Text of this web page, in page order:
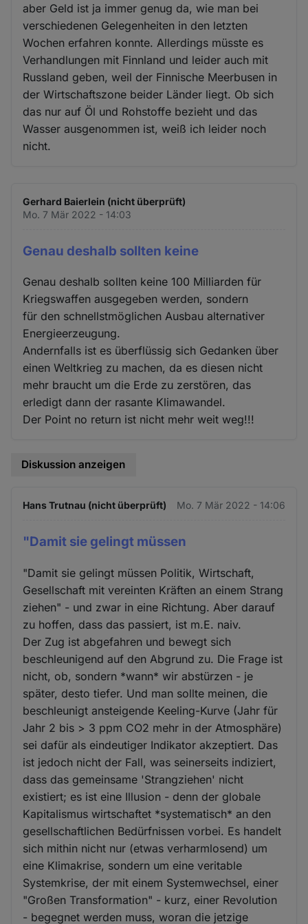
aber Geld ist ja immer genug da, wie man bei
verschiedenen Gelegenheiten in den letzten
Wochen erfahren konnte. Allerdings müsste es
Verhandlungen mit Finnland und leider auch mit
Russland geben, weil der Finnische Meerbusen in
der Wirtschaftszone beider Länder liegt. Ob sich
das nur auf Öl und Rohstoffe bezieht und das
Wasser ausgenommen ist, weiß ich leider noch
nicht.
Gerhard Baierlein (nicht überprüft)
Mo. 7 Mär 2022 - 14:03
Genau deshalb sollten keine
Genau deshalb sollten keine 100 Milliarden für
Kriegswaffen ausgegeben werden, sondern
für den schnellstmöglichen Ausbau alternativer
Energieerzeugung.
Andernfalls ist es überflüssig sich Gedanken über
einen Weltkrieg zu machen, da es diesen nicht
mehr braucht um die Erde zu zerstören, das
erledigt dann der rasante Klimawandel.
Der Point no return ist nicht mehr weit weg!!!
Diskussion anzeigen
Hans Trutnau (nicht überprüft) Mo. 7 Mär 2022 - 14:06
"Damit sie gelingt müssen
"Damit sie gelingt müssen Politik, Wirtschaft,
Gesellschaft mit vereinten Kräften an einem Strang
ziehen" - und zwar in eine Richtung. Aber darauf
zu hoffen, dass das passiert, ist m.E. naiv.
Der Zug ist abgefahren und bewegt sich
beschleunigend auf den Abgrund zu. Die Frage ist
nicht, ob, sondern *wann* wir abstürzen - je
später, desto tiefer. Und man sollte meinen, die
beschleunigt ansteigende Keeling-Kurve (Jahr für
Jahr 2 bis > 3 ppm CO2 mehr in der Atmosphäre)
sei dafür als eindeutiger Indikator akzeptiert. Das
ist jedoch nicht der Fall, was seinerseits indiziert,
dass das gemeinsame 'Strangziehen' nicht
existiert; es ist eine Illusion - denn der globale
Kapitalismus wirtschaftet *systematisch* an den
gesellschaftlichen Bedürfnissen vorbei. Es handelt
sich mithin nicht nur (etwas verharmlosend) um
eine Klimakrise, sondern um eine veritable
Systemkrise, der mit einem Systemwechsel, einer
"Großen Transformation" - kurz, einer Revolution
- begegnet werden muss, woran die jetzige